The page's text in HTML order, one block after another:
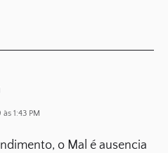
1:43 PM
o Mal é ausencia